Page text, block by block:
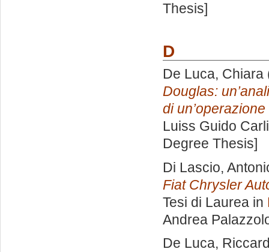
Thesis]
D
De Luca, Chiara
Douglas:
di
Luiss Guido
Degree Thesis]
Di Lascio,
Fiat Chrysler
Tesi di Laurea in
Andrea
De Luca,